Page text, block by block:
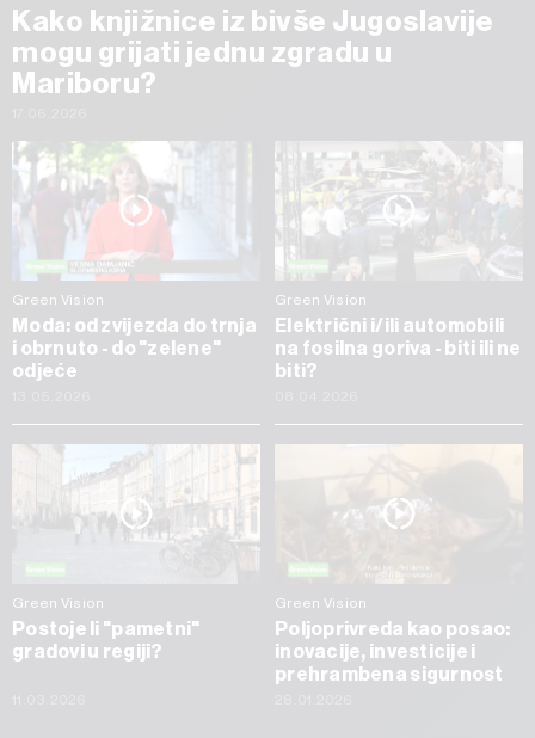
Kako knjižnice iz bivše Jugoslavije
mogu grijati jednu zgradu u
Mariboru?
Green Vision
Moda: od zvijezda do trnja
i obrnuto - do "zelene"
odjeće
Green Vision
Električni i/ili automobili
na fosilna goriva - biti ili ne
biti?
Green Vision
Postoje li "pametni"
gradovi u regiji?
Green Vision
Poljoprivreda kao posao:
inovacije, investicije i
prehrambena sigurnost